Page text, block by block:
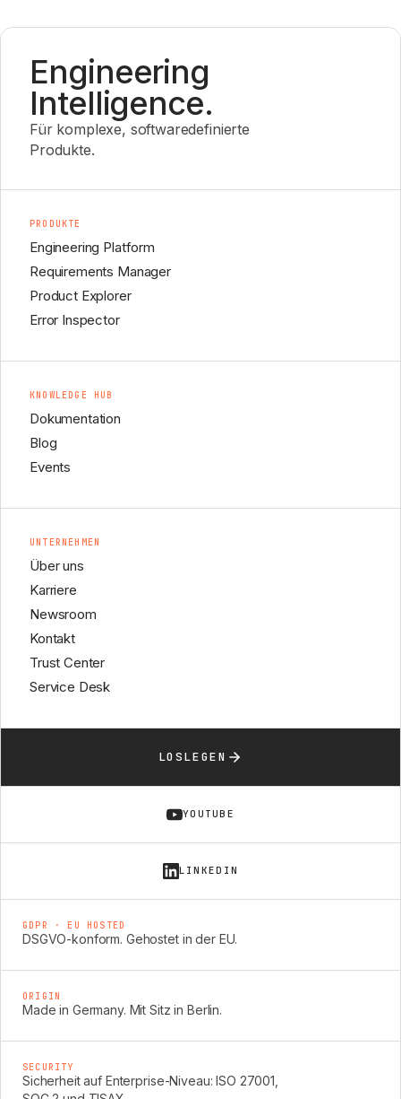
Engineering
Intelligence.
Für komplexe, softwaredefinierte
Produkte.
PRODUKTE
Engineering Platform
Requirements Manager
Product Explorer
Error Inspector
KNOWLEDGE HUB
Dokumentation
Blog
Events
UNTERNEHMEN
Über uns
Karriere
Newsroom
Kontakt
Trust Center
Service Desk
LOSLEGEN
YOUTUBE
LINKEDIN
GDPR · EU HOSTED
DSGVO-konform. Gehostet in der EU.
ORIGIN
Made in Germany. Mit Sitz in Berlin.
SECURITY
Sicherheit auf Enterprise-Niveau: ISO 27001,